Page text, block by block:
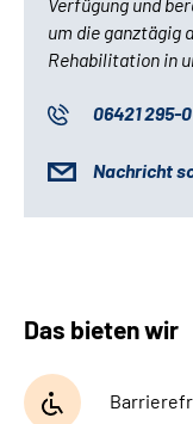
um die ganztägig
Rehabilitation in
06421 295-0
Nachricht
Das bieten wir